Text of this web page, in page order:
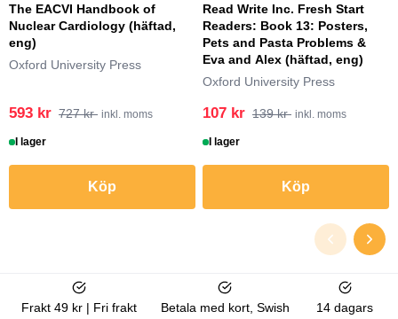
The EACVI Handbook of
Nuclear Cardiology (häftad,
eng)
Oxford University Press
593 kr 727 kr inkl. moms
I lager
Köp
Read Write Inc. Fresh Start
Readers: Book 13: Posters,
Pets and Pasta Problems &
Eva and Alex (häftad, eng)
Oxford University Press
107 kr 139 kr inkl. moms
I lager
Köp
Frakt 49 kr | Fri frakt
Betala med kort, Swish
14 dagars